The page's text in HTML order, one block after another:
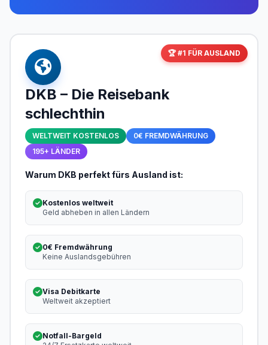
🏆 #1 FÜR AUSLAND
DKB – Die Reisebank
schlechthin
WELTWEIT KOSTENLOS
0€ FREMDWÄHRUNG
195+ LÄNDER
Warum DKB perfekt fürs Ausland ist:
Kostenlos weltweit
Geld abheben in allen Ländern
0€ Fremdwährung
Keine Auslandsgebühren
Visa Debitkarte
Weltweit akzeptiert
Notfall-Bargeld